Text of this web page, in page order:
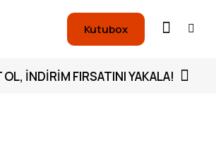
Kutubox
OL, İNDIRIM FIRSATINI YAKALA!